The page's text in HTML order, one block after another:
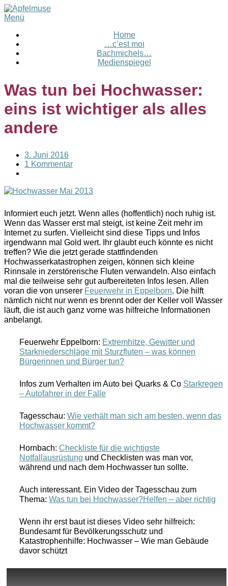
Menü
Home
…c’est moi
Bachmichels…
Medienspiegel
Was tun bei Hochwasser:
eins ist wichtiger als alles
andere
3. Juni 2016
1 Kommentar
Informiert euch jetzt. Wenn alles (hoffentlich) noch ruhig ist.
Wenn das Wasser erst mal steigt, ist keine Zeit mehr im
Internet zu surfen. Vielleicht sind diese Tipps und Infos
irgendwann mal Gold wert. Ihr glaubt euch könnte es nicht
treffen? Wie die jetzt gerade stattfindenden
Hochwasserkatastrophen zeigen, können sich kleine
Rinnsale in zerstörerische Fluten verwandeln. Also einfach
mal die teilweise sehr gut aufbereiteten Infos lesen. Allen
voran die von unserer Feuerwehr in Eppelborn. Die hilft
nämlich nicht nur wenn es brennt oder der Keller voll Wasser
läuft, die ist auch ganz vorne was hilfreiche Informationen
anbelangt.
Feuerwehr Eppelborn: Extremhitze, Gewitter und
Starkniederschläge mit Sturzfluten – was können
Bürgerinnen und Bürger tun?
Infos zum Verhalten im Auto bei Quarks & Co Starkregen
– Autofahrer in der Falle
Tagesschau: Wie verhält man sich am besten, wenn das
Hochwasser kommt?
Hornbach: Checkliste für die wichtigste
Notfallausrüstung und Checklisten was man vor,
während und nach dem Hochwasser tun sollte.
Auch interessant. Ein Video der Tagesschau zum
Thema: Was tun bei Hochwasser?Helfen – aber richtig
Wenn ihr erst baut ist dieses Video sehr hilfreich:
Bundesamt für Bevölkerungsschutz und
Katastrophenhilfe: Hochwasser – Wie man Gebäude
davor schützt